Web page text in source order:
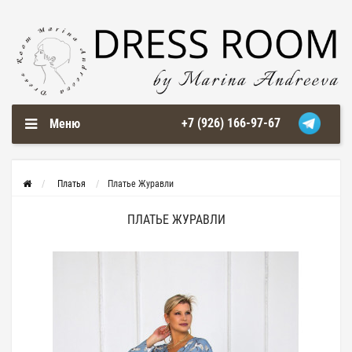
Меню +7 (926) 166-97-67
Платья Платье Журавли
ПЛАТЬЕ ЖУРАВЛИ